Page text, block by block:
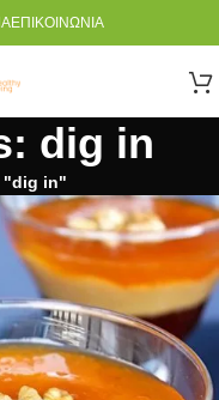
ΕΠΙΚΟΙΝΩΝΊΑ
dig in
"dig in"